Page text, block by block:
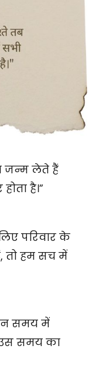
जन्म लेते हैं
है।”
परिवार के
तो हम सच में
समय में
उस समय का